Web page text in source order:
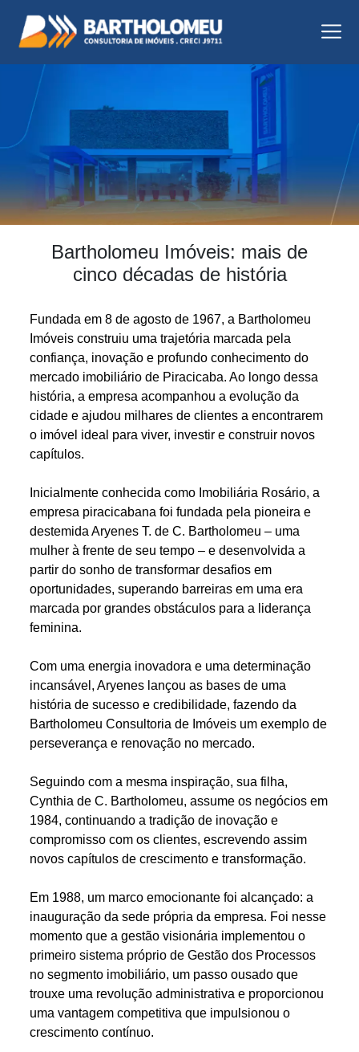
Bartholomeu Imóveis: mais de
cinco décadas de história
Fundada em 8 de agosto de 1967, a Bartholomeu
Imóveis construiu uma trajetória marcada pela
confiança, inovação e profundo conhecimento do
mercado imobiliário de Piracicaba. Ao longo dessa
história, a empresa acompanhou a evolução da
cidade e ajudou milhares de clientes a encontrarem
o imóvel ideal para viver, investir e construir novos
capítulos.
Inicialmente conhecida como Imobiliária Rosário, a
empresa piracicabana foi fundada pela pioneira e
destemida Aryenes T. de C. Bartholomeu – uma
mulher à frente de seu tempo – e desenvolvida a
partir do sonho de transformar desafios em
oportunidades, superando barreiras em uma era
marcada por grandes obstáculos para a liderança
feminina.
Com uma energia inovadora e uma determinação
incansável, Aryenes lançou as bases de uma
história de sucesso e credibilidade, fazendo da
Bartholomeu Consultoria de Imóveis um exemplo de
perseverança e renovação no mercado.
Seguindo com a mesma inspiração, sua filha,
Cynthia de C. Bartholomeu, assume os negócios em
1984, continuando a tradição de inovação e
compromisso com os clientes, escrevendo assim
novos capítulos de crescimento e transformação.
Em 1988, um marco emocionante foi alcançado: a
inauguração da sede própria da empresa. Foi nesse
momento que a gestão visionária implementou o
primeiro sistema próprio de Gestão dos Processos
no segmento imobiliário, um passo ousado que
trouxe uma revolução administrativa e proporcionou
uma vantagem competitiva que impulsionou o
crescimento contínuo.